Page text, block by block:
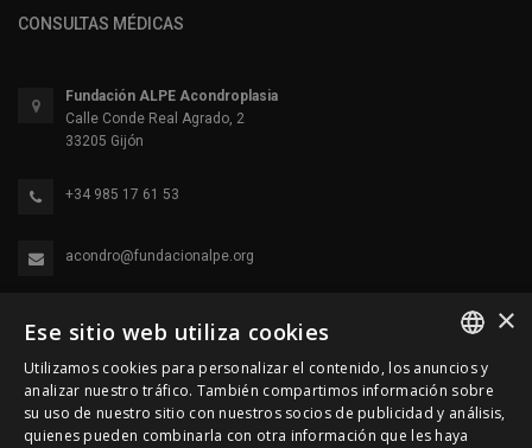
CONSULTAS MÉDICAS
Fundación ALPE Acondroplasia
Calle Conde Real Agrado, 2
33205 Gijón
+34 985 17 61 53
acondro@fundacionalpe.org
SPANISH
ENGLISH
×
Ese sitio web utiliza cookies
Utilizamos cookies para personalizar el contenido, los anuncios y
analizar nuestro tráfico. También compartimos información sobre
su uso de nuestro sitio con nuestros socios de publicidad y análisis,
quienes pueden combinarla con otra información que les haya